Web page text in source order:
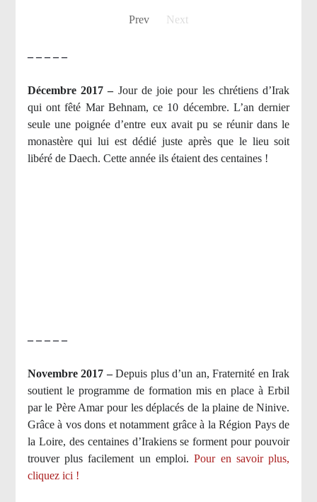
Prev Next
– – – – –
Décembre 2017 – Jour de joie pour les chrétiens d’Irak
qui ont fêté Mar Behnam, ce 10 décembre. L’an dernier
seule une poignée d’entre eux avait pu se réunir dans le
monastère qui lui est dédié juste après que le lieu soit
libéré de Daech. Cette année ils étaient des centaines !
– – – – –
Novembre 2017 –Depuis plus d’un an, Fraternité en Irak
soutient le programme de formation mis en place à Erbil
par le Père Amar pour les déplacés de la plaine de Ninive.
Grâce à vos dons et notamment grâce à la Région Pays de
la Loire, des centaines d’Irakiens se forment pour pouvoir
trouver plus facilement un emploi.Pour en savoir plus,
cliquez ici !